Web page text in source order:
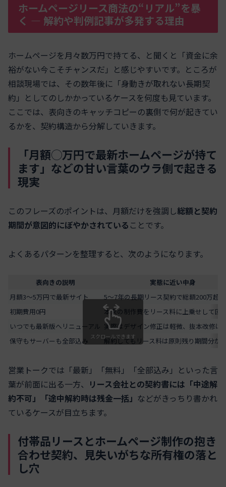
ホームページリース商法の“リアル”を暴
く ― 解約や判例記事が多発する理由
ホームページを月々数万円で持てる、と聞くと「資金に余
裕がない今こそチャンスだ」と感じやすいです。ところが
相談現場では、その数年後に「身動きが取れない長期契
約」としてのしかかっているケースを何度も見ています。
ここでは、表向きのキャッチコピーの裏側で何が起きてい
るかを、契約構造から分解していきます。
「月額◯万円で最新ホームページが持て
ます」などの甘い言葉のウラ側で起きる
現実
このフレーズのポイントは、月額だけを強調し総額と契約
期間が意図的にぼやかされている ことです。
よくあるパターンを整理すると、次のようになります。
表向きの説明
実態に近い中身
月額3〜5万円で最新サイト
5〜7年の長期リース契約で総額200万超
初期費用0円
本来の制作費をリース料に上乗せして回
いつでも最新版へリニューアル 実際はデザイン修正は軽微、抜本改修は
保守もサーバーも全部込み
解約してもリース料は原則残り期間分が
スクロールできます
営業トークでは「最新」「無料」「全部込み」といった言
葉が前面に出る一方、 リース会社との契約書には「中途解
約不可」「途中解約時は残金一括」 などがきっちり書かれ
ているケースが目立ちます。
付帯品リースとホームページ制作の抱き
合わせ契約、見失いがちな所有権の落と
し穴